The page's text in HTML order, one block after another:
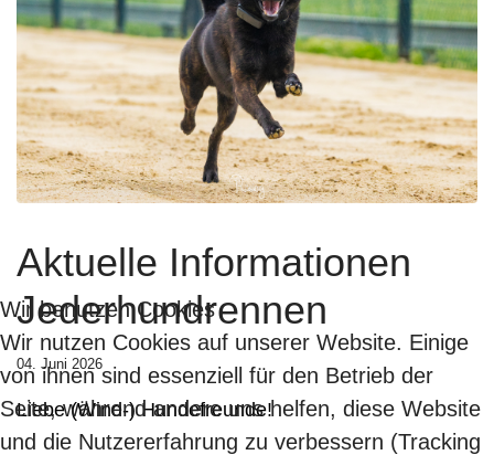
Aktuelle Informationen
Jederhundrennen
04. Juni 2026
Liebe (Wind-) Hundefreunde!
Wir benutzen Cookies
Wir nutzen Cookies auf unserer Website. Einige
von ihnen sind essenziell für den Betrieb der
Seite, während andere uns helfen, diese Website
und die Nutzererfahrung zu verbessern (Tracking